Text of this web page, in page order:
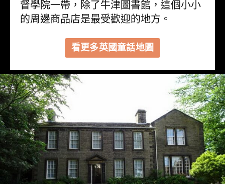
督學院一帶，除了牛津圖書館，這個小小
的周邊商品店是最受歡迎的地方。
看更多英國童話地圖